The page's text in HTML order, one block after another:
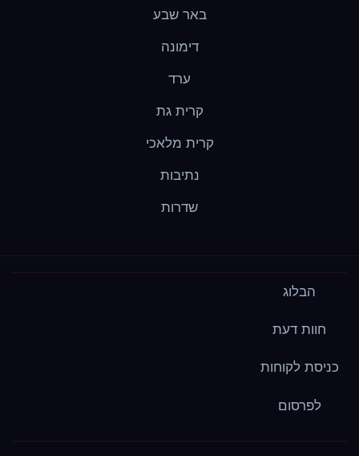
באר שבע
דימונה
ערד
קרית גת
קרית מלאכי
נתיבות
שדרות
הבלוג
חוות דעת
כניסת לקוחות
לפרסום